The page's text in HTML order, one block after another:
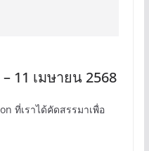
11 เมษายน 2568
ที่เราได้คัดสรรมาเพื่อ